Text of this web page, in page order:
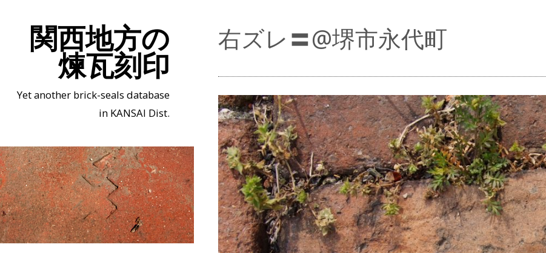
関西地方の
煉瓦刻印
Yet another brick-seals database
in KANSAI Dist.
右ズレ〓@堺市永代町